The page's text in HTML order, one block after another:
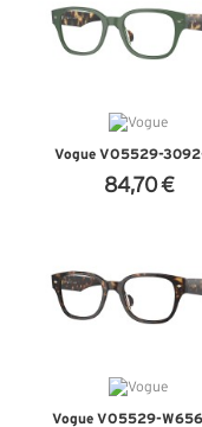
Vogue VO5529-
84,70 €
Vogue VO5529-